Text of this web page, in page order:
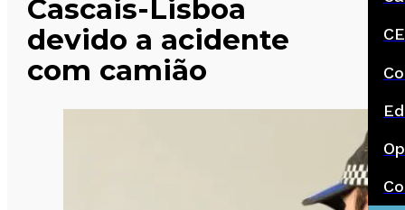
Cascais-Lisboa
devido a acidente
com camião